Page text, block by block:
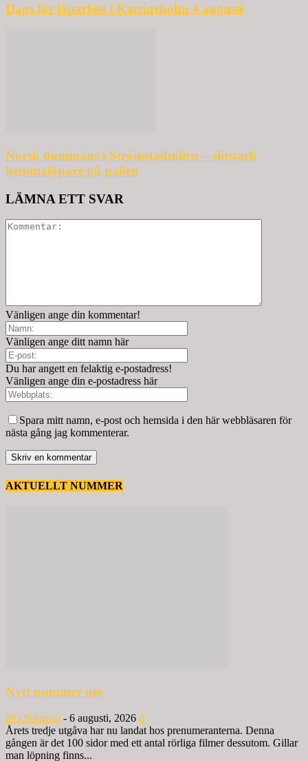
Dags för löparfest i Katrineholm 4 augusti
Norsk dominans i Strömstadmilen – slitstark
hemmalöpare på pallen
LÄMNA ETT SVAR
Vänligen ange din kommentar!
Vänligen ange ditt namn här
Du har angett en felaktig e-postadress!
Vänligen ange din e-postadress här
Spara mitt namn, e-post och hemsida i den här webbläsaren för
nästa gång jag kommenterar.
AKTUELLT NUMMER
Nytt nummer ute
BG Nilensjö - 6 augusti, 2026 0
Årets tredje utgåva har nu landat hos prenumeranterna. Denna
gången är det 100 sidor med ett antal rörliga filmer dessutom. Gillar
man löpning finns...